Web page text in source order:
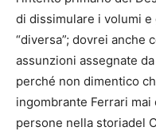
di dissimulare i volumi
“diversa”; dovrei anche
assunzioni assegnate
perché non dimentico
ingombrante Ferrari
persone nella storiadel